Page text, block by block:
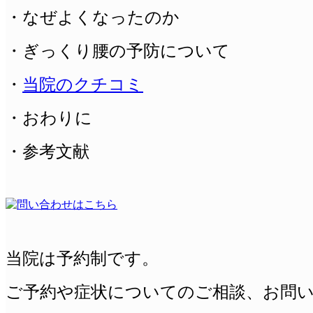
・なぜよくなったのか
・ぎっくり腰の予防について
・ 当院のクチコミ
・おわりに
・参考文献
当院は予約制です。
ご予約や症状についてのご相談、 お問